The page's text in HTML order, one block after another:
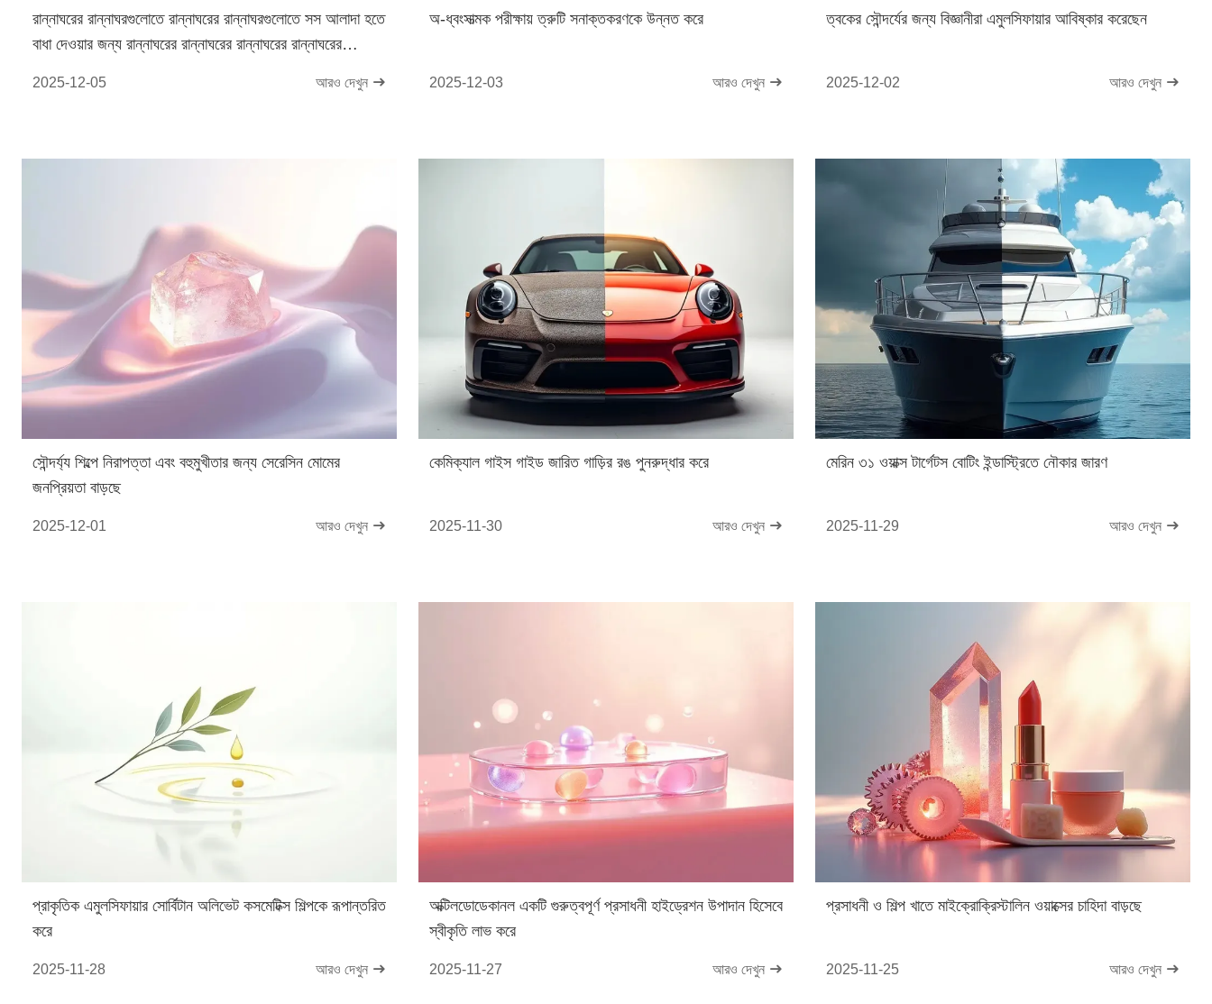
রান্নাঘরের রান্নাঘরগুলোতে রান্নাঘরের রান্নাঘরগুলোতে সস আলাদা হতে
বাধা দেওয়ার জন্য রান্নাঘরের রান্নাঘরের রান্নাঘরের রান্নাঘরের
2025-12-05 আরও দেখুন
অ-ধ্বংসাত্মক পরীক্ষায় ত্রুটি সনাক্তকরণকে উন্নত করে
2025-12-03 আরও দেখুন
ত্বকের সৌন্দর্যের জন্য বিজ্ঞানীরা এমুলসিফায়ার আবিষ্কার করেছেন
2025-12-02 আরও দেখুন
সৌন্দর্য্য শিল্পে নিরাপত্তা এবং বহুমুখীতার জন্য সেরেসিন মোমের
জনপ্রিয়তা বাড়ছে
2025-12-01 আরও দেখুন
কেমিক্যাল গাইস গাইড জারিত গাড়ির রঙ পুনরুদ্ধার করে
2025-11-30 আরও দেখুন
মেরিন ৩১ ওয়াক্স টার্গেটস বোটিং ইন্ডাস্ট্রিতে নৌকার জারণ
2025-11-29 আরও দেখুন
প্রাকৃতিক এমুলসিফায়ার সোর্বিটান অলিভেট কসমেটিক্স শিল্পকে রূপান্তরিত
করে
2025-11-28 আরও দেখুন
অক্টিলডোডেকানল একটি গুরুত্বপূর্ণ প্রসাধনী হাইড্রেশন উপাদান হিসেবে
স্বীকৃতি লাভ করে
2025-11-27 আরও দেখুন
প্রসাধনী ও শিল্প খাতে মাইক্রোক্রিস্টালিন ওয়াক্সের চাহিদা বাড়ছে
2025-11-25 আরও দেখুন